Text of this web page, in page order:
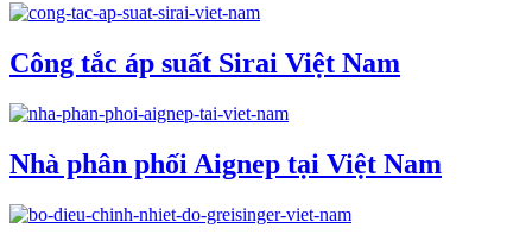
Công tắc áp suất Sirai Việt Nam
Nhà phân phối Aignep tại Việt Nam